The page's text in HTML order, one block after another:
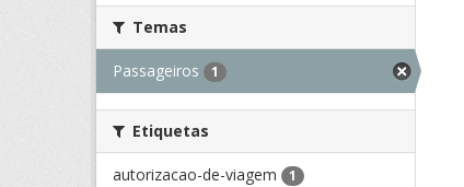
Temas
Passageiros 1
Etiquetas
autorizacao-de-viagem 1